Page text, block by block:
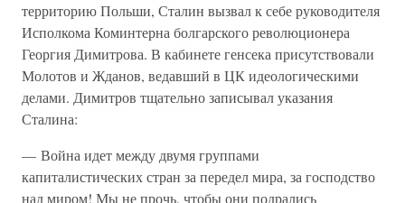
территорию Польши, Сталин вызвал к себе руководителя
Исполкома Коминтерна болгарского революционера
Георгия Димитрова. В кабинете генсека присутствовали
Молотов и Жданов, ведавший в ЦК идеологическими
делами. Димитров тщательно записывал указания
Сталина:
— Война идет между двумя группами
капиталистических стран за передел мира, за господство
над миром! Мы не прочь, чтобы они подрались